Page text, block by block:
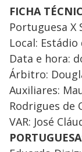
FICHA
Portuguesa X
Local: Estádio
Data e hora:
Árbitro:
Auxiliares:
Rodrigues de
VAR: José
PORTUGUESA